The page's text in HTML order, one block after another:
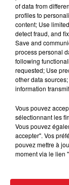
BÉTHUNE:
Selon les
à des
of data from
profiles to
content; Use
detect fraud, and
Save and
process personal
following
requested; Use
other data
information
Vous pouvez
sélectionnant les
Vous pouvez
accepter". Vos
pouvez mettre à
moment via le lien